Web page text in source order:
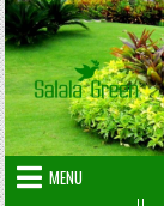
Skip
to
content
MENU